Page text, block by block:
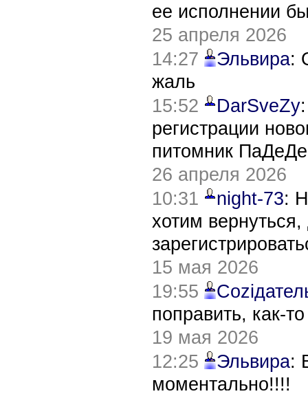
ее исполнении
25 апреля 2026
14:27
Эльвира:
жаль
15:52
DarSveZy
регистрации
питомник
26 апреля 2026
10:31
night-73:
хотим
15 мая 2026
19:55
поправить, как-
19 мая 2026
12:25
Эльвира:
моментально!!!!